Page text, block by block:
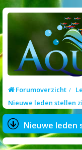
Forumoverzicht
Nieuwe leden stellen
Nieuwe leden